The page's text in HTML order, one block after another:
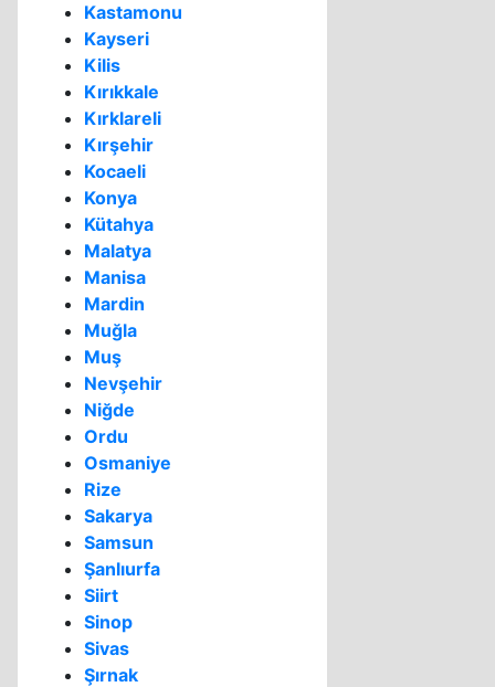
Kastamonu
Kayseri
Kilis
Kırıkkale
Kırklareli
Kırşehir
Kocaeli
Konya
Kütahya
Malatya
Manisa
Mardin
Muğla
Muş
Nevşehir
Niğde
Ordu
Osmaniye
Rize
Sakarya
Samsun
Şanlıurfa
Siirt
Sinop
Sivas
Şırnak